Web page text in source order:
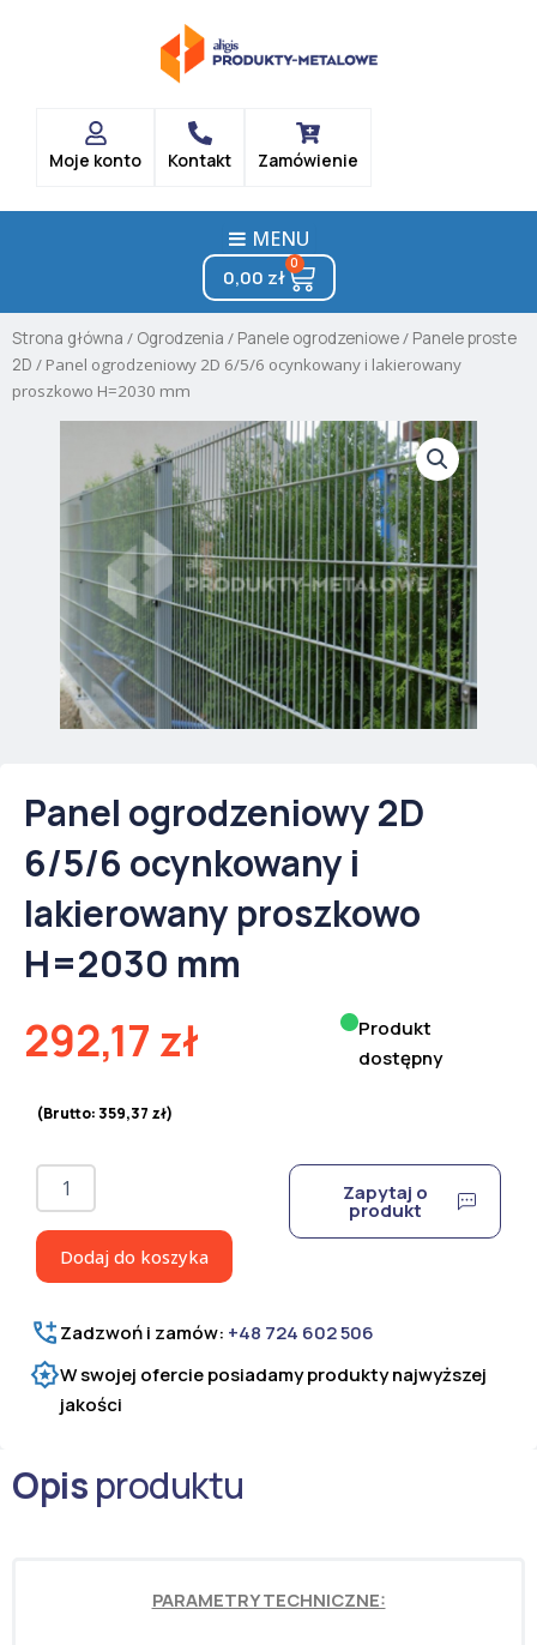
Moje konto Kontakt Zamówienie
MENU
0,00 zł
0
Cart
Strona główna / Ogrodzenia / Panele ogrodzeniowe/ Panele proste
2D / Panel ogrodzeniowy 2D 6/5/6 ocynkowany i lakierowany
proszkowo H=2030 mm
Panel ogrodzeniowy 2D
6/5/6 ocynkowany i
lakierowany proszkowo
H=2030 mm
292,17 zł
(Brutto: 359,37 zł)
Produkt
dostępny
ilość
Panel
2D
6/5/6
i
lakierowany
proszkowo
H=2030
mm
Dodaj do koszyka
Zapytaj o
produkt
Zadzwoń i zamów: +48 724 602 506
W swojej ofercie posiadamy produkty najwyższej
jakości
Opisproduktu
PARAMETRY TECHNICZNE: